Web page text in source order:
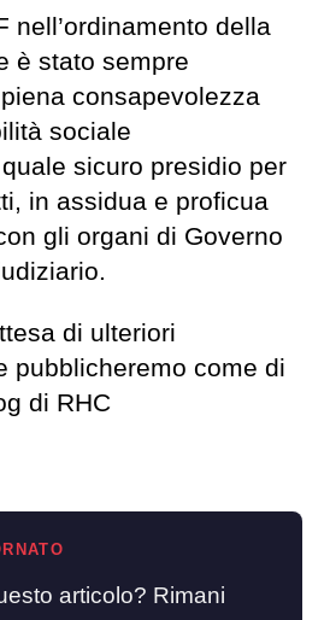
nell’ordinamento della
è stato sempre
consapevolezza
sociale
sicuro presidio per
in assidua e proficua
gli organi di Governo
di ulteriori
pubblicheremo come di
di RHC
articolo? Rimani